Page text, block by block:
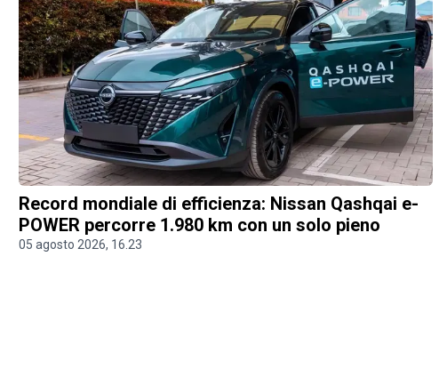
Record mondiale di efficienza: Nissan Qashqai e-
POWER percorre 1.980 km con un solo pieno
05 agosto 2026, 16.23